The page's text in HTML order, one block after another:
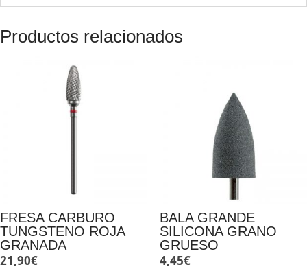
Productos relacionados
FRESA CARBURO
TUNGSTENO ROJA
GRANADA
21,90€
BALA GRANDE
SILICONA GRANO
GRUESO
4,45€